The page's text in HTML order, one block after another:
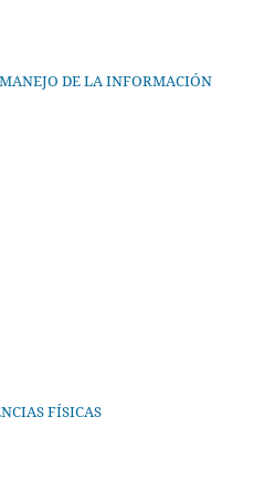
DE LA INFORMACIÓN
FÍSICAS